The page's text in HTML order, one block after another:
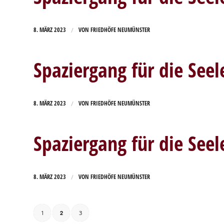
8. MÄRZ 2023 / VON FRIEDHÖFE NEUMÜNSTER
Spaziergang für die
8. MÄRZ 2023 / VON FRIEDHÖFE NEUMÜNSTER
Spaziergang für die
8. MÄRZ 2023 / VON FRIEDHÖFE NEUMÜNSTER
1 2 3